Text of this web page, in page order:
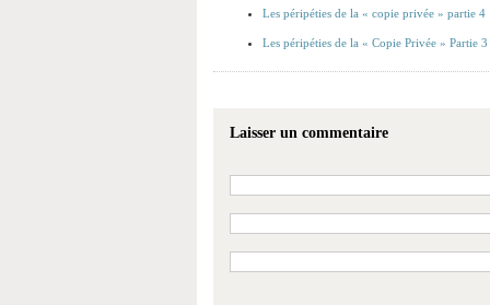
Les péripéties de la « copie privée » partie 4
Les péripéties de la « Copie Privée » Partie 3
Laisser un commentaire